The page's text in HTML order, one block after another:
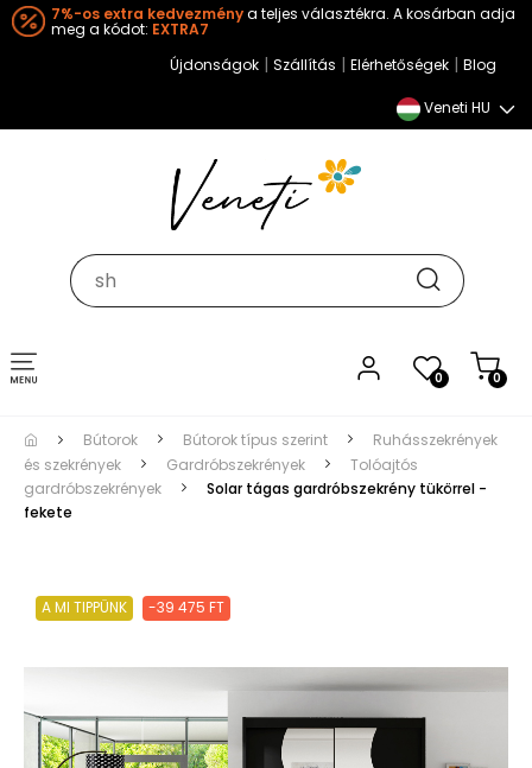
7%-os extra kedvezménya teljes választékra. A kosárban adja
meg a kódot: EXTRA7
Újdonságok | Szállítás | Elérhetőségek | Blog
Veneti HU
0 0
Toggle
navigation
Bútorok Bútorok típus szerint
Ruhásszekrények
és szekrények
Gardróbszekrények
Tolóajtós
gardróbszekrények
Solar tágas gardróbszekrény tükörrel -
fekete
A MI TIPPÜNK -39 475 FT